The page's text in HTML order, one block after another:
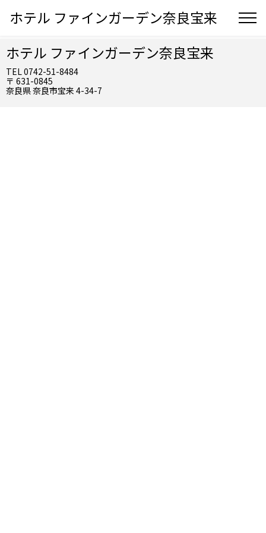
ホテル ファインガーデン奈良宝来
ホテル ファインガーデン奈良宝来
TEL 0742-51-8484
〒 631-0845
奈良県 奈良市宝来 4-34-7